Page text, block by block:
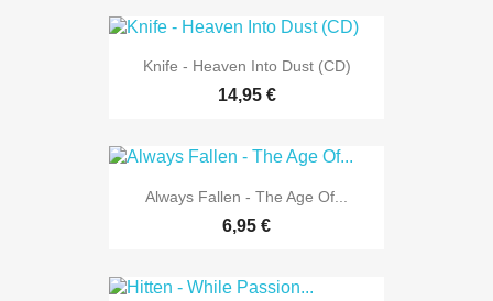
Knife - Heaven Into Dust (CD)
14,95 €
Always Fallen - The Age Of...
6,95 €